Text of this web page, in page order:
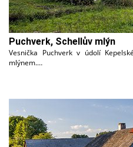
Puchverk, Schellův mlýn
Vesnička Puchverk v údolí
mlýnem.…